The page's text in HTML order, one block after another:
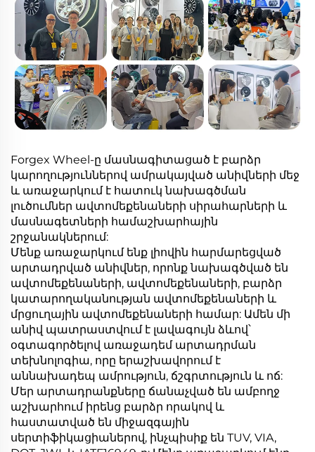
Forgex Wheel-ը մասնագիտացած է բարձր
կարողություններով ամրակայված անիվների մեջ
և առաջարկում է հատուկ նախագծման
լուծումներ ավտոմեքենաների սիրահարների և
մասնագետների համաշխարհային
շրջանակներում:
Մենք առաջարկում ենք լիովին հարմարեցված
արտադրված անիվներ, որոնք նախագծված են
ավտոմեքենաների, ավտոմեքենաների, բարձր
կատարողականության ավտոմեքենաների և
մրցուղային ավտոմեքենաների համար: Ամեն մի
անիվ պատրաստվում է լավագույն ձևով՝
օգտագործելով առաջադեմ արտադրման
տեխնոլոգիա, որը երաշխավորում է
աննախադեպ ամրություն, ճշգրտություն և ոճ:
Մեր արտադրանքները ճանաչված են ամբողջ
աշխարհում իրենց բարձր որակով և
հաստատված են միջազգային
սերտիֆիկացիաներով, ինչպիսիք են TUV, VIA,